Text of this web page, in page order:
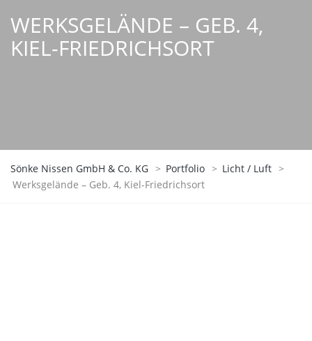
WERKSGELÄNDE – GEB. 4,
KIEL-FRIEDRICHSORT
Sönke Nissen GmbH & Co. KG > Portfolio > Licht / Luft >
Werksgelände – Geb. 4, Kiel-Friedrichsort